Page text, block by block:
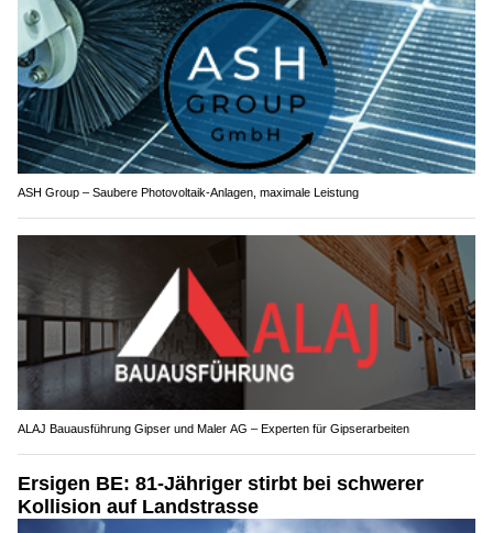
ASH Group – Saubere Photovoltaik-Anlagen, maximale Leistung
ALAJ Bauausführung Gipser und Maler AG – Experten für Gipserarbeiten
Ersigen BE: 81-Jähriger stirbt bei schwerer
Kollision auf Landstrasse